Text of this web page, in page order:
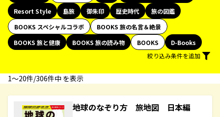
Resort Style
島旅 御朱印 歴史時代
旅の図鑑
BOOKS スペシャルコラボ
BOOKS 旅の名言＆絶景
BOOKS 旅と健康
BOOKS 旅の読み物 BOOKS
D-Books
絞り込み条件を追加
1〜20件/306件中 を表示
地球のなぞり方 旅地図 日本編